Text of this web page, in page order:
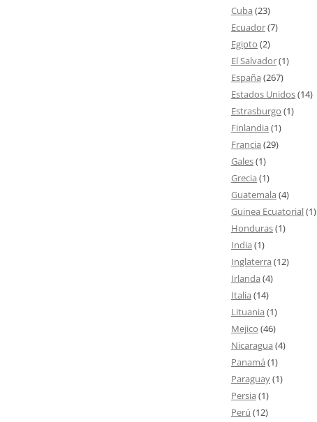
Cuba (23)
Ecuador(7)
Egipto (2)
El Salvador(1)
España (267)
Estados Unidos(14)
Estrasburgo (1)
Finlandia (1)
Francia (29)
Gales(1)
Grecia (1)
Guatemala (4)
Guinea Ecuatorial(1)
Honduras(1)
India (1)
Inglaterra (12)
Irlanda (4)
Italia (14)
Lituania (1)
Mejico (46)
Nicaragua (4)
Panamá (1)
Paraguay(1)
Persia (1)
Perú (12)